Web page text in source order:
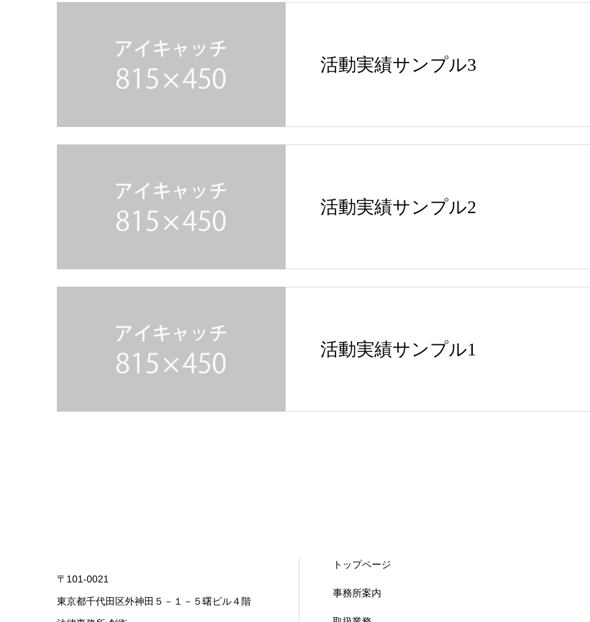
活動実績サンプル3
活動実績サンプル2
活動実績サンプル1
〒101-0021
東京都千代田区外神田５－１－５曙ビル４階
トップページ
事務所案内